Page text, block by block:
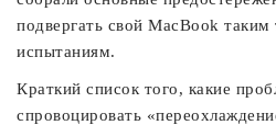
подвергать свой MacBook таким
испытаниям.
Краткий список того, какие
спровоцировать